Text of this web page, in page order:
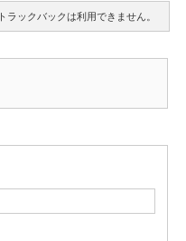
トラックバックは利用できません。